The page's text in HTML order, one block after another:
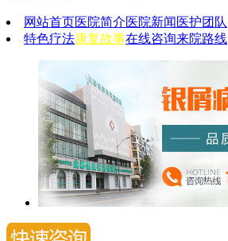
网站首页医院简介医院新闻 医护团队
特色疗法康复故事在线咨询来院路线